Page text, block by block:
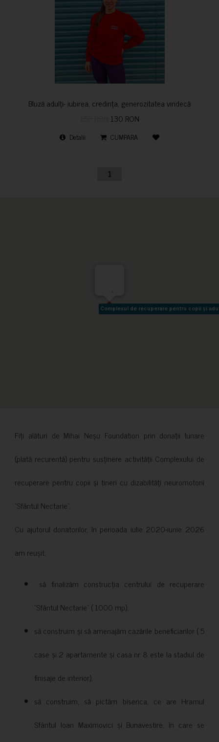
Bluză adulți- iubirea, credința, generozitatea vindecă
130 RON
Detalii CUMPARA
1
Complexul de recuperare pentru copii și
Complexul de recuperare pentru copii și
-
Fiți alături de Mihai Neșu Foundation prin donații lunare
(plată recurentă) pentru susținere activității Complexului de
recuperare pentru copii și tineri cu dizabilități neuromotorii
”Sfântul Nectarie”.
Cu ajutorul donatorilor, în perioada iulie 2020-iunie 2026
am reușit:
să finalizăm construcția centrului de recuperare
”Sfântul Nectarie” ( 1000 mp);
să construim și să amenajăm cazările beneficiarilor ( 5
case și 2 apartamente și casa nr 8 este la stadiul de
finisaje de interior);
să construim, să pictăm biserica, ce are Hramul
Sfântul Ioan Maximovici și Bunavestire, în care se